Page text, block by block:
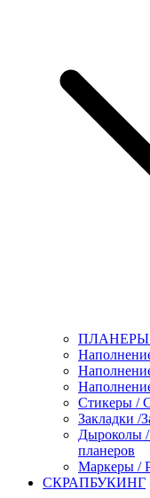
ПЛАНЕРЫ /
Стикеры /
Закладки /
Дыроколы
планеров
Маркеры /
СКРАПБУКИНГ